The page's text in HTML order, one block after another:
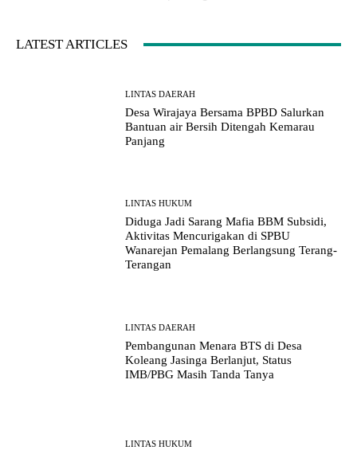
LATEST ARTICLES
LINTAS DAERAH
Desa Wirajaya Bersama BPBD Salurkan
Bantuan air Bersih Ditengah Kemarau
Panjang
LINTAS HUKUM
Diduga Jadi Sarang Mafia BBM Subsidi,
Aktivitas Mencurigakan di SPBU
Wanarejan Pemalang Berlangsung Terang-
Terangan
LINTAS DAERAH
Pembangunan Menara BTS di Desa
Koleang Jasinga Berlanjut, Status
IMB/PBG Masih Tanda Tanya
LINTAS HUKUM